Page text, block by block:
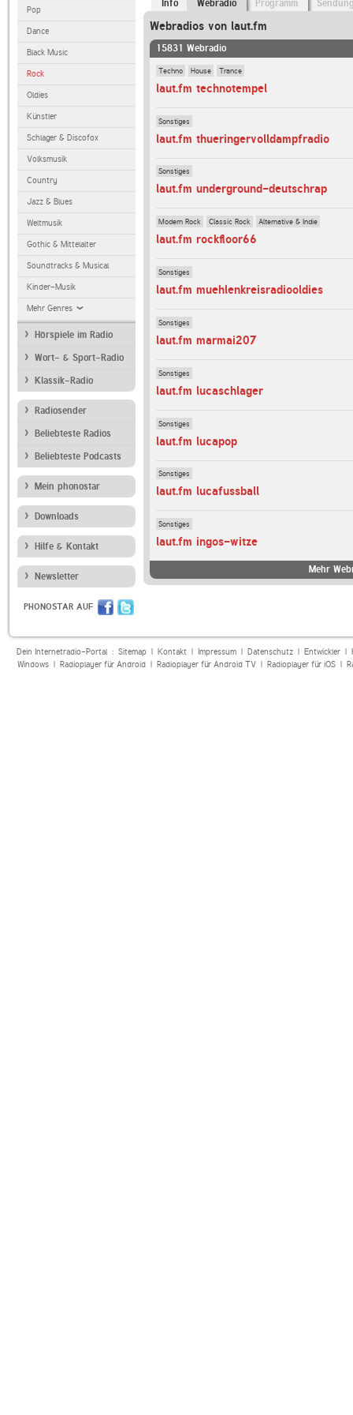
Pop
Dance
Black Music
Rock
Oldies
Künstler
Schlager & Discofox
Volksmusik
Country
Jazz & Blues
Weltmusik
Gothic & Mittelalter
Soundtracks & Musical
Kinder-Musik
Mehr Genres
Hörspiele im Radio
Wort- & Sport-Radio
Klassik-Radio
Radiosender
Beliebteste Radios
Beliebteste Podcasts
Mein phonostar
Downloads
Hilfe & Kontakt
Newsletter
PHONOSTAR AUF
Info Webradio Programm
Webradios von laut.fm
15831 Webradio
Techno House Trance
laut.fm technotempel
Sonstiges
laut.fm thueringervolldampfradio
Sonstiges
laut.fm underground-deutschrap
Modern Rock Classic Rock Alternative & Indie
laut.fm rockfloor66
Sonstiges
laut.fm muehlenkreisradiooldies
Sonstiges
laut.fm marmai207
Sonstiges
laut.fm lucaschlager
Sonstiges
laut.fm lucapop
Sonstiges
laut.fm lucafussball
Sonstiges
laut.fm ingos-witze
Mehr
Dein Internetradio-Portal : Sitemap| Kontakt| Impressum| Datenschutz| Entwickler|
Windows| Radioplayer für Android| Radioplayer für Android TV| Radioplayer für iOS|